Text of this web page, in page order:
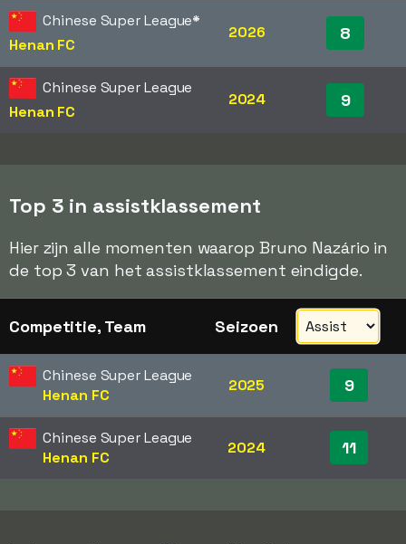
Chinese Super League*
Henan FC
2026 8
Chinese Super League
Henan FC
2024 9
Top 3 in assistklassement
Hier zijn alle momenten waarop Bruno Nazário in
de top 3 van het assistklassement eindigde.
Competitie, Team Seizoen
Chinese Super League
Henan FC
2025 9
Chinese Super League
Henan FC
2024 11